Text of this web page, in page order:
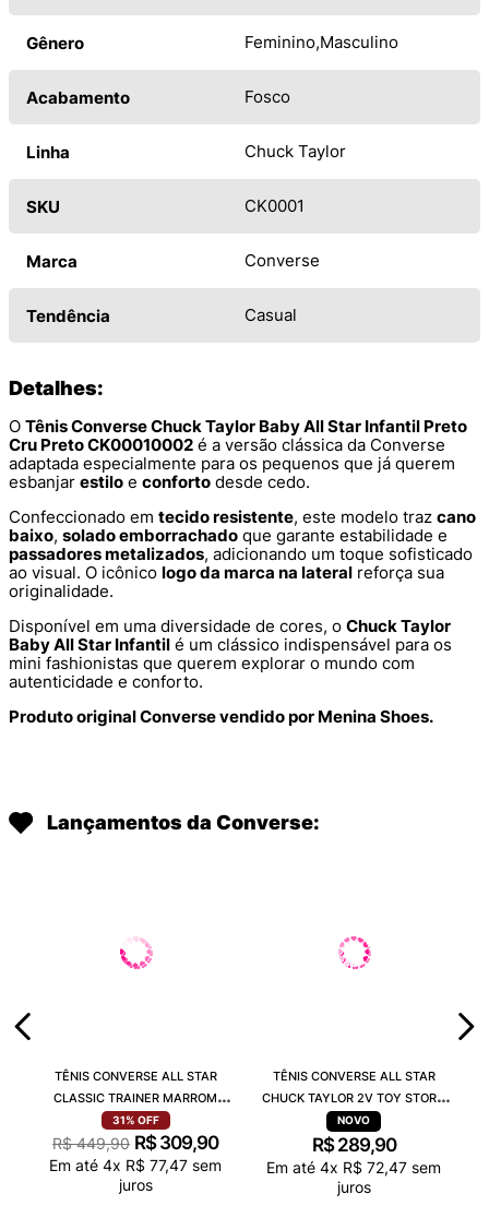
Gênero Feminino Masculino
Acabamento Fosco
Linha Chuck Taylor
SKU CK0001
Marca Converse
Tendência Casual
Detalhes:
O Tênis Converse Chuck Taylor Baby All Star Infantil Preto
Cru Preto CK00010002 é a versão clássica da Converse
adaptada especialmente para os pequenos que já querem
esbanjar estilo e conforto desde cedo.
Confeccionado em tecido resistente, este modelo traz cano
baixo, solado emborrachado que garante estabilidade e
passadores metalizados, adicionando um toque sofisticado
ao visual. O icônico logo da marca na lateral reforça sua
originalidade.
Disponível em uma diversidade de cores, o Chuck Taylor
Baby All Star Infantil é um clássico indispensável para os
mini fashionistas que querem explorar o mundo com
autenticidade e conforto.
Produto original Converse vendido por Menina Shoes.
Lançamentos da Converse:
TÊNIS CONVERSE ALL STAR
CLASSIC TRAINER MARROM
BRANCO CO06610005
31% OFF
R$ 449,90 R$ 309,90
Em até 4x R$ 77,47 sem
juros
TÊNIS CONVERSE ALL STAR
CHUCK TAYLOR 2V TOY STORY
MARFIM CARAMELO CK15490001
R$ 289,90
Em até 4x R$ 72,47 sem
juros